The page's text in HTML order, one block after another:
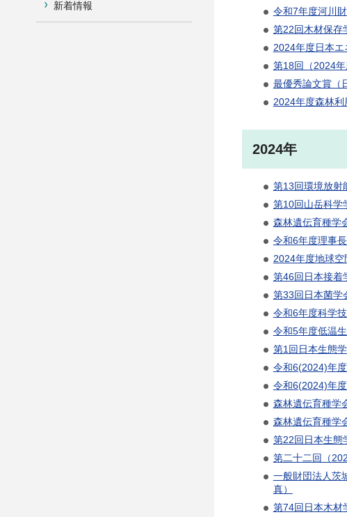
新着情報
令和7年度河川
第22回木材保存
2024年度日本エ
第18回（2024年
最優秀論文賞（
2024年度森林利
2024年
第13回環境放射
第10回山岳科学
森林遺伝育種学
令和6年度理事
2024年度地球空
第46回日本接着
第33回日本菌学
令和6年度科学
令和5年度低温
第1回日本生態
令和6(2024)年
令和6(2024)年
森林遺伝育種学
森林遺伝育種学
第22回日本生態
第二十二回（
一般財団法人茨
真）
第74回日本木材